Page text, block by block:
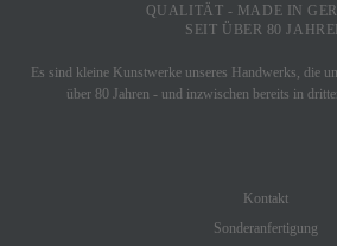
QUALITÄT - MADE IN
SEIT ÜBER 80
Es sind kleine Kunstwerke unseres Handwerks, die
über 80 Jahren - und inzwischen bereits in
Kontakt
Sonderanfertigung